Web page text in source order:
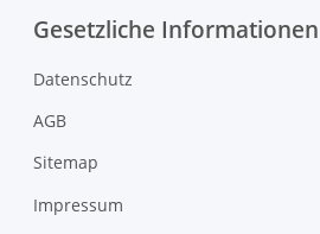
Gesetzliche Informationen
Datenschutz
AGB
Sitemap
Impressum